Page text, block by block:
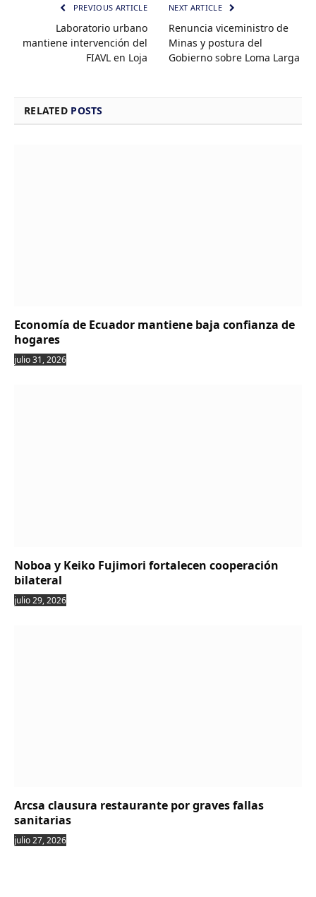
PREVIOUS ARTICLE
Laboratorio urbano
mantiene intervención del
FIAVL en Loja
NEXT ARTICLE
Renuncia viceministro de
Minas y postura del
Gobierno sobre Loma Larga
RELATED POSTS
Economía de Ecuador mantiene baja confianza de
hogares
julio 31, 2026
Noboa y Keiko Fujimori fortalecen cooperación
bilateral
julio 29, 2026
Arcsa clausura restaurante por graves fallas
sanitarias
julio 27, 2026